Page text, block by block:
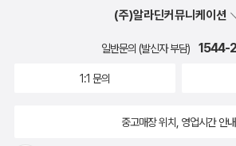
(주)알라딘커뮤니케이션
일반문의 (발신자 부담) 1544-
1:1 문의
중고매장 위치, 영업시간 안내